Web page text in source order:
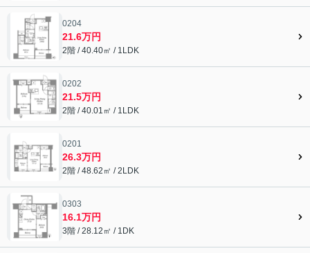
0204
21.6万円
2階 / 40.40㎡ / 1LDK
0202
21.5万円
2階 / 40.01㎡ / 1LDK
0201
26.3万円
2階 / 48.62㎡ / 2LDK
0303
16.1万円
3階 / 28.12㎡ / 1DK